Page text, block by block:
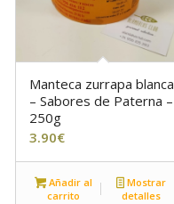
Manteca zurrapa blanca
– Sabores de Paterna –
250g
3.90€
Añadir al
carrito
Mostrar
detalles